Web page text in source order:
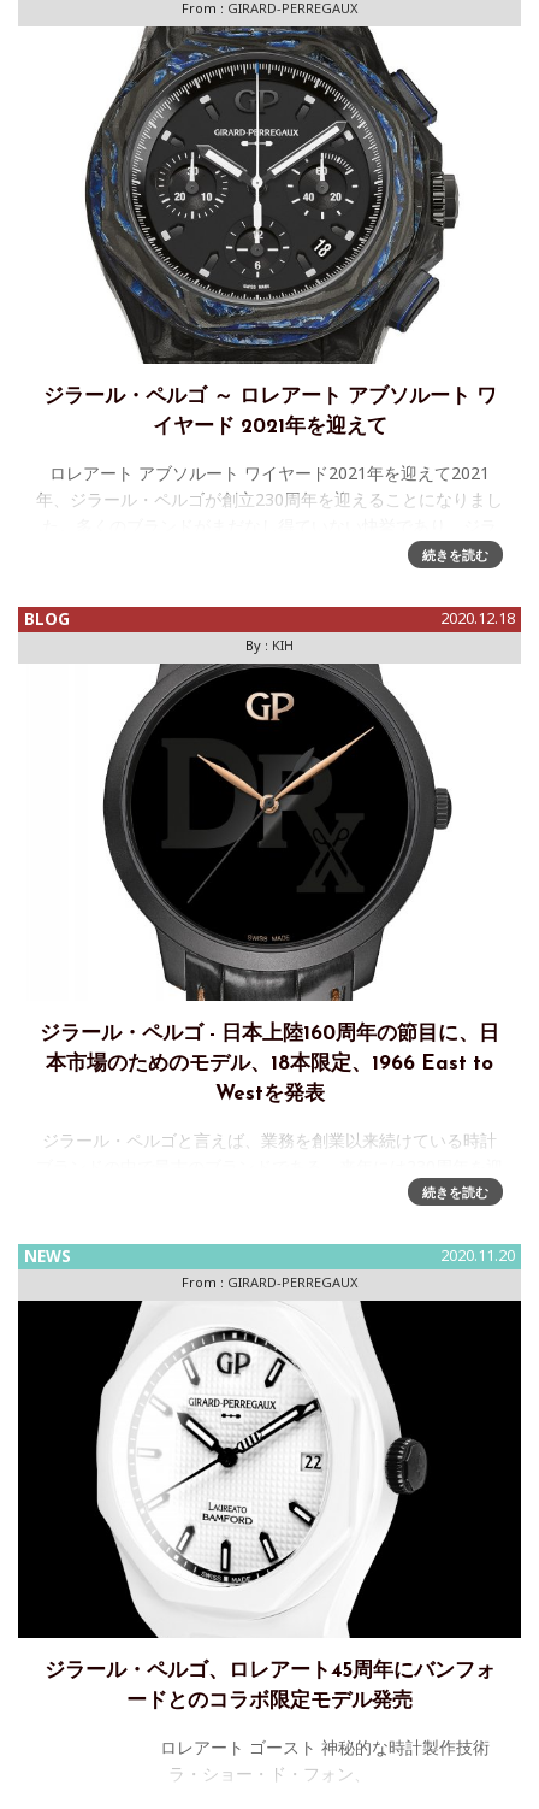
From : GIRARD-PERREGAUX
ジラール・ペルゴ ～ ロレアート アブソルート ワ
イヤード 2021年を迎えて
ロレアート アブソルート ワイヤード2021年を迎えて2021
年、ジラール・ペルゴが創立230周年を迎えることになりまし
ール・ペルゴでは、皆様に広く知っていただきたいと思って
続きを読む
BLOG 2020.12.18
By : KIH
ジラール・ペルゴ - 日本上陸160周年の節目に、日
本市場のためのモデル、18本限定、1966 East to
Westを発表
ジラール・ペルゴと言えば、業務を創業以来続けている時計
える。そして、今年、2020年はジラール・ペルゴの創業者、
あるフランソワ・
続きを読む
NEWS 2020.11.20
From : GIRARD-PERREGAUX
ジラール・ペルゴ、ロレアート45周年にバンフォ
ードとのコラボ限定モデル発売
ロレアート ゴースト 神秘的な時計製作技術
ラ・ショー・ド・フォン、